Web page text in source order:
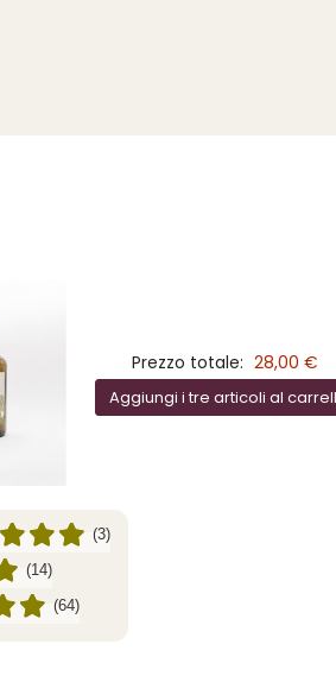
Prezzo totale: 28,00 €
Aggiungi i tre articoli al
(3)
(14)
(64)